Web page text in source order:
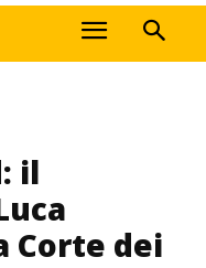
il
Corte dei